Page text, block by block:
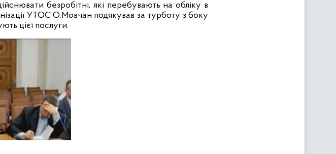
безробітні, які перебувають на обліку в
УТОС О.Мовчан подякував за турботу з боку
цієї послуги.